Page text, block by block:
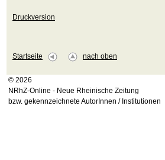
Druckversion
Startseite nach oben
© 2026
NRhZ-Online - Neue Rheinische Zeitung
bzw. gekennzeichnete AutorInnen / Institutionen